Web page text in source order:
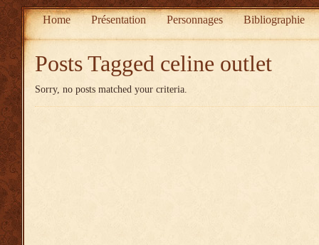
Home Présentation Personnages Bibliographie
Posts Tagged celine outlet
Sorry, no posts matched your criteria.